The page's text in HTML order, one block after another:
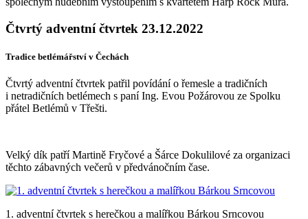
Čtvrtý adventní čtvrtek 23.12.2022
Tradice betlémářství v Čechách
Čtvrtý adventní čtvrtek patřil povídání o řemesle a tradičních
i netradičních betlémech s paní Ing. Evou Požárovou ze Spolku
přátel Betlémů v Třešti.
Velký dík patří Martině Fryčové a Šárce Dokulilové za organizaci
těchto zábavných večerů v předvánočním čase.
1. adventní čtvrtek s herečkou a malířkou Bárkou Srncovou